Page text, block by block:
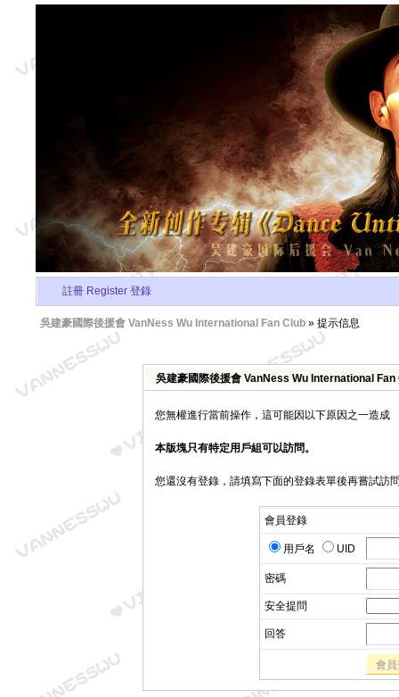
註冊 Register 登錄
吳建豪國際後援會 VanNess Wu International Fan Club » 提示信息
吳建豪國際後援會 VanNess Wu International Fan
您無權進行當前操作，這可能因以下原因之一造成
本版塊只有特定用戶組可以訪問。
您還沒有登錄，請填寫下面的登錄表單後再嘗試訪
會員登錄
用戶名 UID
密碼
安全提問
回答
會